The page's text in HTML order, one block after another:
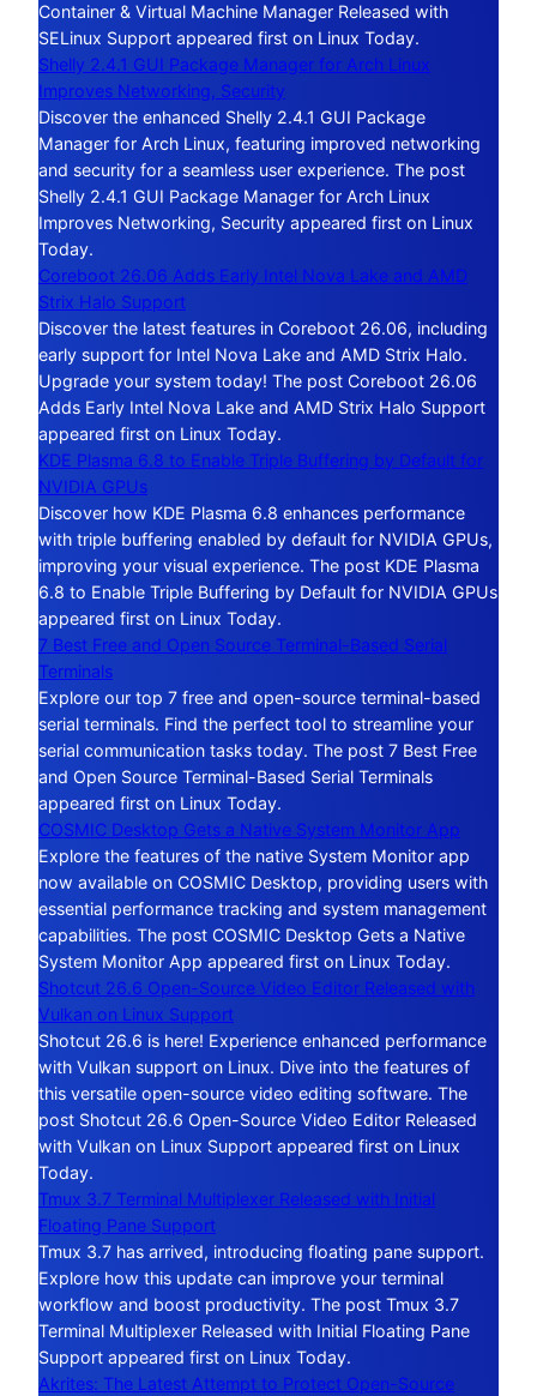
Container & Virtual Machine Manager Released with
SELinux Support appeared first on Linux Today.
Shelly 2.4.1 GUI Package Manager for Arch Linux
Improves Networking, Security
Discover the enhanced Shelly 2.4.1 GUI Package
Manager for Arch Linux, featuring improved networking
and security for a seamless user experience. The post
Shelly 2.4.1 GUI Package Manager for Arch Linux
Improves Networking, Security appeared first on Linux
Today.
Coreboot 26.06 Adds Early Intel Nova Lake and AMD
Strix Halo Support
Discover the latest features in Coreboot 26.06, including
early support for Intel Nova Lake and AMD Strix Halo.
Upgrade your system today! The post Coreboot 26.06
Adds Early Intel Nova Lake and AMD Strix Halo Support
appeared first on Linux Today.
KDE Plasma 6.8 to Enable Triple Buffering by Default for
NVIDIA GPUs
Discover how KDE Plasma 6.8 enhances performance
with triple buffering enabled by default for NVIDIA GPUs,
improving your visual experience. The post KDE Plasma
6.8 to Enable Triple Buffering by Default for NVIDIA GPUs
appeared first on Linux Today.
7 Best Free and Open Source Terminal-Based Serial
Terminals
Explore our top 7 free and open-source terminal-based
serial terminals. Find the perfect tool to streamline your
serial communication tasks today. The post 7 Best Free
and Open Source Terminal-Based Serial Terminals
appeared first on Linux Today.
COSMIC Desktop Gets a Native System Monitor App
Explore the features of the native System Monitor app
now available on COSMIC Desktop, providing users with
essential performance tracking and system management
capabilities. The post COSMIC Desktop Gets a Native
System Monitor App appeared first on Linux Today.
Shotcut 26.6 Open-Source Video Editor Released with
Vulkan on Linux Support
Shotcut 26.6 is here! Experience enhanced performance
with Vulkan support on Linux. Dive into the features of
this versatile open-source video editing software. The
post Shotcut 26.6 Open-Source Video Editor Released
with Vulkan on Linux Support appeared first on Linux
Today.
Tmux 3.7 Terminal Multiplexer Released with Initial
Floating Pane Support
Tmux 3.7 has arrived, introducing floating pane support.
Explore how this update can improve your terminal
workflow and boost productivity. The post Tmux 3.7
Terminal Multiplexer Released with Initial Floating Pane
Support appeared first on Linux Today.
Akrites: The Latest Attempt to Protect Open-Source